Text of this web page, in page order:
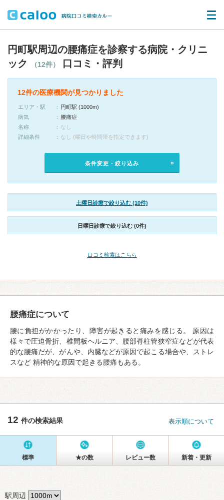
円町駅周辺の腰痛症を診察する病院・クリニ
ック
（12件） 口コミ・評判
12件の医療機関が見つかりました
エリア・駅
円町駅 (1000m)
病気
腰痛症
名称
なし
詳細条件
なし (曜日や時間帯を指定できます)
条件変更・絞り込み
土曜日診療で絞り込む (10件)
日曜日診療で絞り込む (0件)
口コミ検索はこちら
腰痛症について
腰に負担がかかったり、障害が起きると痛みを感じる。 原因は
様々で圧迫骨折、椎間板ヘルニア、腰部脊柱管狭窄症などが代表
的な腰痛だが、がんや、内臓などが原因で起こる場合や、ストレ
スなど 精神的な原因で起きる腰痛もある。
12 件の検索結果 表示順について
標準 ★の数 レビュー数 新着・更新
駅周辺